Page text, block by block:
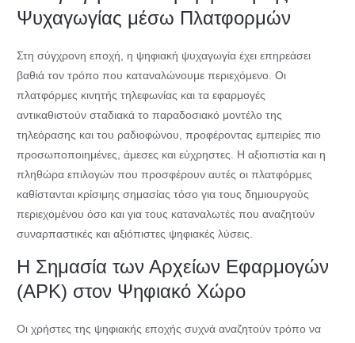
Ψυχαγωγίας μέσω Πλατφορμών
Στη σύγχρονη εποχή, η ψηφιακή ψυχαγωγία έχει επηρεάσει
βαθιά τον τρόπο που καταναλώνουμε περιεχόμενο. Οι
πλατφόρμες κινητής τηλεφωνίας και τα εφαρμογές
αντικαθιστούν σταδιακά το παραδοσιακό μοντέλο της
τηλεόρασης και του ραδιοφώνου, προφέροντας εμπειρίες πιο
προσωποποιημένες, άμεσες και εύχρηστες. Η αξιοπιστία και η
πληθώρα επιλογών που προσφέρουν αυτές οι πλατφόρμες
καθίστανται κρίσιμης σημασίας τόσο για τους δημιουργούς
περιεχομένου όσο και για τους καταναλωτές που αναζητούν
συναρπαστικές και αξιόπιστες ψηφιακές λύσεις.
Η Σημασία των Αρχείων Εφαρμογών
(APK) στον Ψηφιακό Χώρο
Οι χρήστες της ψηφιακής εποχής συχνά αναζητούν τρόπο να